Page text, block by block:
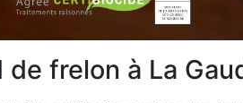
frelon à La